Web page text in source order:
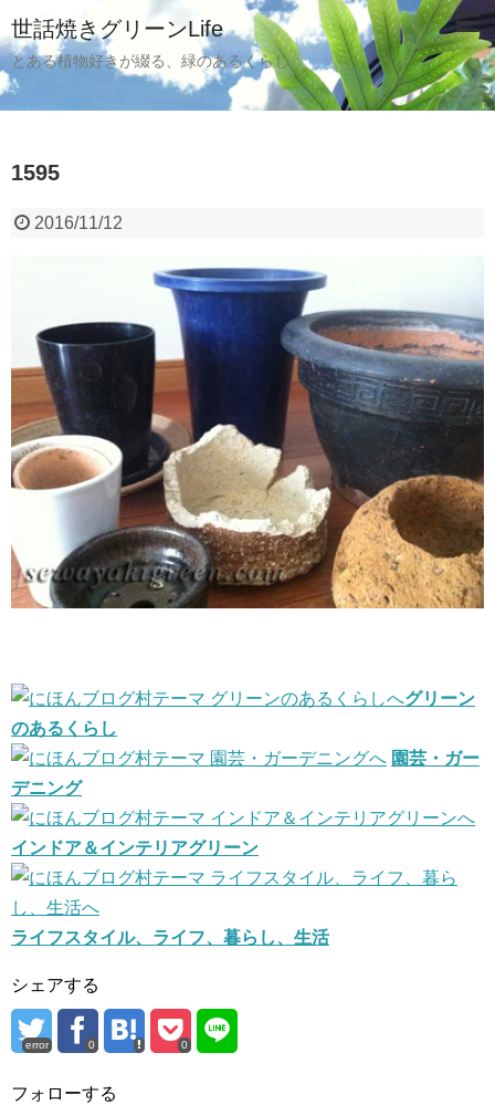
世話焼きグリーンLife
とある植物好きが綴る、緑のあるくらし
1595
2016/11/12
グリーン
のあるくらし
園芸・ガー
デニング
インドア＆インテリアグリーン
ライフスタイル、ライフ、暮らし、生活
シェアする
error 0 0
フォローする